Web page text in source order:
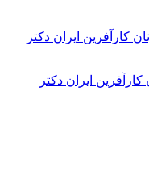
ایران دکتر